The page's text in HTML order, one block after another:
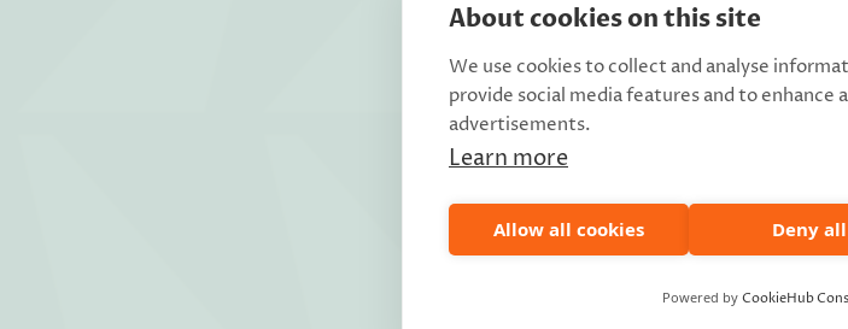
About cookies on this site
We use cookies to collect and analyse
provide social media features and to enhance
advertisements.
Learn more
Allow all cookies Deny all
Powered by CookieHub